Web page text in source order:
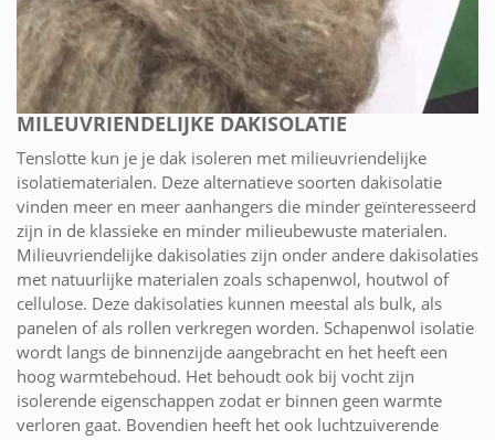
MILEUVRIENDELIJKE DAKISOLATIE
Tenslotte kun je je dak isoleren met milieuvriendelijke
isolatiematerialen. Deze alternatieve soorten dakisolatie
vinden meer en meer aanhangers die minder geïnteresseerd
zijn in de klassieke en minder milieubewuste materialen.
Milieuvriendelijke dakisolaties zijn onder andere dakisolaties
met natuurlijke materialen zoals schapenwol, houtwol of
cellulose. Deze dakisolaties kunnen meestal als bulk, als
panelen of als rollen verkregen worden. Schapenwol isolatie
wordt langs de binnenzijde aangebracht en het heeft een
hoog warmtebehoud. Het behoudt ook bij vocht zijn
isolerende eigenschappen zodat er binnen geen warmte
verloren gaat. Bovendien heeft het ook luchtzuiverende